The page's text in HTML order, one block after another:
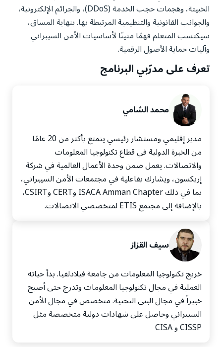
الخبيثة، وهجمات حجب الخدمة (DDoS)، والجرائم الإلكترونية،
والجوانب القانونية والتنظيمية المرتبطة بها. بنهاية المساق،
سيكتسب المتعلم فهمًا متينًا لأساسيات الأمن السيبراني
وآليات حماية الأصول الرقمية.
تعرف على مدرّبي البرنامج
محمد الشامي
مدير إقليمي ومستشار رئيسي يتمتع بأكثر من 20 عامًا
من الخبرة الدولية في قطاع تكنولوجيا المعلومات
والاتصالات. يعمل ضمن وحدة الأعمال العالمية في شركة
إريكسون، ويشارك بفاعلية في مجتمعات الأمن السيبراني،
بما في ذلك ISACA Amman Chapter وCERT وCSIRT،
بالإضافة إلى مجتمع ETIS لمتخصصي الاتصالات.
سيف القزاز
خريج تكنولوجيا المعلومات من جامعة فيلادلفيا. بدأ حياته
العملية في مجال تكنولوجيا المعلومات وتدرج حتى أصبح
خبيراً في مجال البنى التحتية. متخصص في مجال الأمن
السيبراني وحاصل على شهادات دولية متخصصة مثل
CISSP و CISA